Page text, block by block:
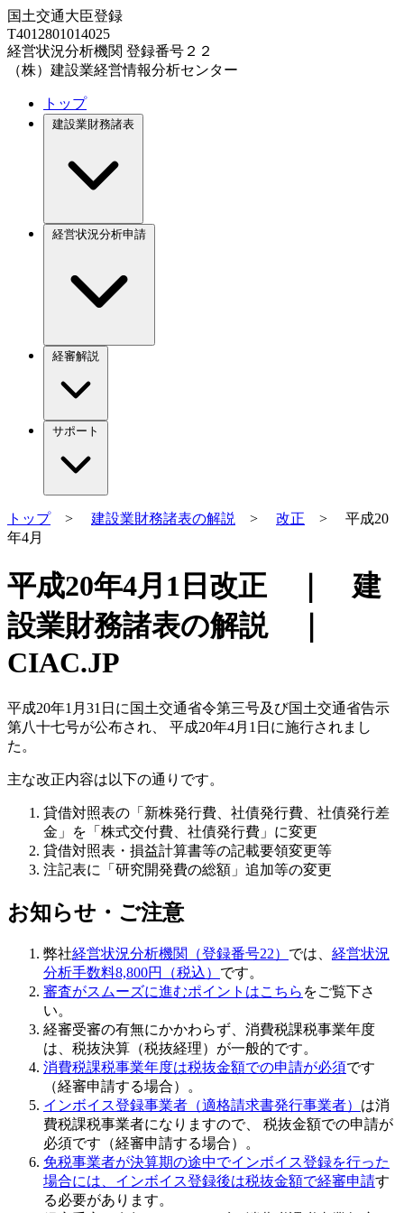
国土交通大臣登録
T4012801014025
経営状況分析機関 登録番号２２
（株）建設業経営情報分析センター
トップ
建設業財務諸表
経営状況分析申請
経審解説
サポート
トップ> 建設業財務諸表の解説 > 改正 > 平成20
年4月
平成20年4月1日改正 ｜ 建
設業財務諸表の解説 ｜
CIAC.JP
平成20年1月31日に国土交通省令第三号及び国土交通省告示
第八十七号が公布され、 平成20年4月1日に施行されまし
た。
主な改正内容は以下の通りです。
貸借対照表の「新株発行費、社債発行費、社債発行差
金」を「株式交付費、社債発行費」に変更
貸借対照表・損益計算書等の記載要領変更等
注記表に「研究開発費の総額」追加等の変更
お知らせ・ご注意
弊社経営状況分析機関（登録番号22） では、 経営状況
分析手数料8,800円（税込） です。
審査がスムーズに進むポイントはこちら をご覧下さ
い。
経審受審の有無にかかわらず、消費税課税事業年度
は、税抜決算（税抜経理）が一般的です。
消費税課税事業年度は税抜金額での申請が必須です
（経審申請する場合）。
インボイス登録事業者（適格請求書発行事業者） は消
費税課税事業者になりますので、 税抜金額での申請が
必須です（経審申請する場合）。
免税事業者が決算期の途中でインボイス登録を行った
場合には、インボイス登録後は税抜金額で経審申請す
る必要があります。